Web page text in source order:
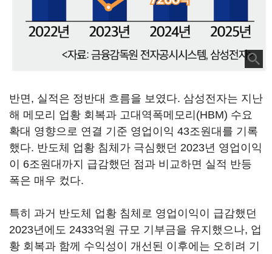
반면, 실적은 정반대 흐름을 보였다. 삼성전자는 지난
해 메모리 업황 회복과 고대역폭메모리(HBM) 수요
확대 영향으로 연결 기준 영업이익 43조원대를 기록
했다. 반도체 업황 침체가 극심했던 2023년 영업이익
이 6조원대까지 급감했던 점과 비교하면 실적 반등
폭은 매우 컸다.
특히 과거 반도체 업황 침체로 영업이익이 급감했던
2023년에도 2433억원 규모 기부금을 유지했으나, 업
황 회복과 함께 수익성이 개선된 이후에는 오히려 기